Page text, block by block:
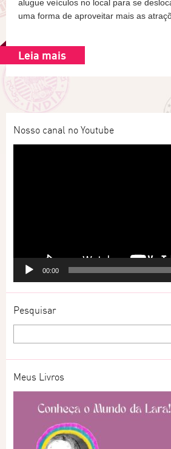
alugue veículos no local para se
uma forma de aproveitar mais as
Leia mais
Nosso canal no Youtube
00:00
Pesquisar
Meus Livros